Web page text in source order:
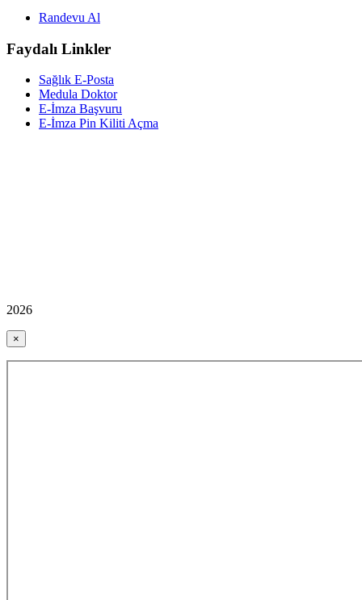
Randevu Al
Faydalı Linkler
Sağlık E-Posta
Medula Doktor
E-İmza Başvuru
E-İmza Pin Kiliti Açma
2026
×